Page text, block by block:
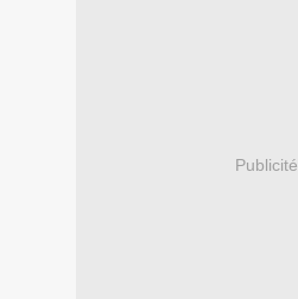
Publicité